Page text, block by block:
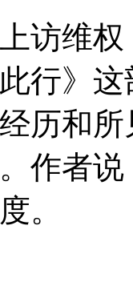
访维
行》
历和
作者
。